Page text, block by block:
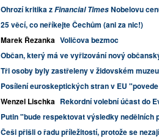
Ohrozí kritika zFinancial TimesNobelovu
25 věcí, co neříkejte Čechům (ani za nic!)
Marek Řezanka Voličova bezmoc
Občan, který má ve vyřizování nový
Tři osoby byly zastřeleny v židovském
Posílení euroskeptických stran v EU
Wenzel Lischka Rekordní volební účast do
Putin "bude respektovat výsledky nedělních
Češi přišli o řadu příležitostí, protože se